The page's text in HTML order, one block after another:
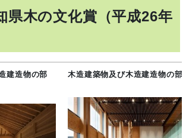
県木の文化賞（平成26年
建造物の部 木造建築物及び木造建造